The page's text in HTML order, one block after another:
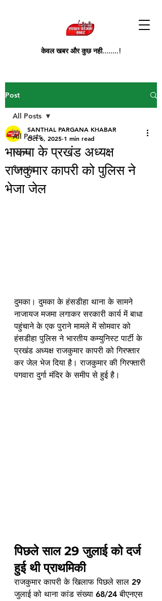
केवल खबर और कुछ नही........!
Post
All Posts
News
Sports
All Posts
भाकपा के प्रखंड अध्यक्ष
राजकुमार कापरी को पुलिस ने
भेजा जेल
SANTHAL PARGANA KHABAR
Oct 6, 2025 1 min read
दुमका। दुमका के हंसडीहा थाना के सामने
नाजायज मजमा लगाकर सरकारी कार्य में बाधा
पहुंचाने के एक पुराने मामले में सोमवार को
हंसडीहा पुलिस ने भारतीय कम्युनिस्ट पार्टी के
प्रखंड अध्यक्ष राजकुमार कापरी को गिरफ्तार
कर जेल भेज दिया है। राजकुमार की गिरफ्तारी
पगवारा दुर्गा मंदिर के समीप से हुई है।
पिछले साल 29 जुलाई को दर्ज
हुई थी प्राथमिकी
राजकुमार कापरी के खिलाफ पिछले साल 29
जुलाई को थाना कांड संख्या 68/24 बीएनएस